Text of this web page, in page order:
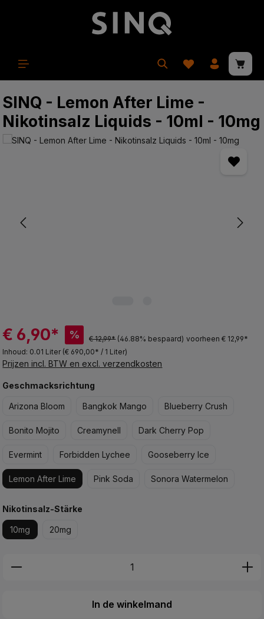
SINQ - Lemon After Lime -
Nikotinsalz Liquids - 10ml - 10mg
Afbeeldingengalerij overslaan
€ 6,90* % € 12,99* (46.88% bespaard) voorheen € 12,99*
Inhoud: 0.01 Liter (€ 690,00* / 1 Liter)
Prijzen incl. BTW en excl. verzendkosten
Selecteer
Geschmacksrichtung
Arizona Bloom Bangkok Mango Blueberry Crush
Bonito Mojito Creamynell Dark Cherry Pop
Evermint Forbidden Lychee Gooseberry Ice
Lemon After Lime Pink Soda Sonora Watermelon
Selecteer
Nikotinsalz-Stärke
10mg 20mg
Produkt Anzahl: Gib den gewünschten
In de winkelmand